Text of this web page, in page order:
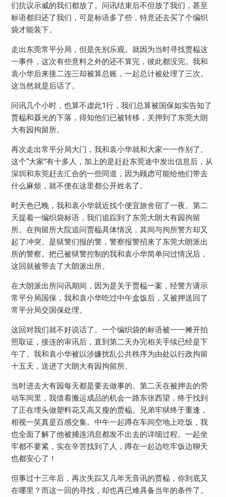
们抗议示威的我们都放了。问讯结束后不但放了我们，甚至
标语都归还了我们，可是标语多了些，特意还去买了个编织
袋才能装下。
走出东莞常平分局，但是先别乐观。就因为当时寻找贾榀这
一事件，这次有些意料之外的还不算完，彼此都没完。我和
袁小华后来接二连三却被算总账，一起总计被处理了三次。
这当然就是后话了。
问讯几个小时，也算不虚此1行，我们总算被国保如实告知了
贾榀和聂光的下落，得知他们已被转移，关押到了东莞大朗
大有园拘留所。
再次走出常平分局大门，我和袁小华就和大家一一作别了。
这个“大家”有十多人，加上的是赶赴东莞途中发出信息后，从
深圳和东莞赶去汇合的一些同道，因为顾虑可能给他们带去
什么麻烦，就不便在这里都公开姓名了。
时天色已晚，我和袁小华就近找个便宜旅舍宿了一夜。第二
天提着一编织袋标语，我们追踪到了东莞大朗大有园拘留
所。在拘留所大院追问贾榀具体情况，其间与拘所警方却又
起了冲突。是狱警们报的警，警察报警招来了东莞大朗派出
所的警察。把已被狱警控制的我和袁小华简单问过情况后，
这回就被带去了大朗派出所。
在大朗派出所问讯期间，因为是关于贾榀一案，经警方请示
常平分局国保，我和袁小华吃过中午盒饭后，又被押送回了
常平分局交国保处理。
这回对我们就不好说话了。一个编织袋的标语被一一摊开拍
照取证，接连的审讯后，直到第二天办完相关手续已经是下
午了。我和袁小华被以涉嫌扰乱公共秩序为由处以行政拘留
十五天，送进了大朗大有园拘留所。
当时进去大有园每天都是要去做事的。第二天在被押去的劳
动车间里，我借着搬运成品的机会一路东张西望，终于找到
了正在埋头做塑料花又高又瘦的贾榀。兄弟牢狱终于重逢，
相视一笑真是百感交集。中午一起蹲在车间空地上吃饭，我
也全面了解了他被捕连消息都发不出去的详细过程。一起坐
牢都不要紧，实在辛苦找到了人，蹲在一起边吃牢饭边聊天
也都安心了！
但事过十三年后，再次失踪又几年无音讯的贾榀，你到底又
在哪里？而这一回的寻找，却也再已难具备当年的条件了。